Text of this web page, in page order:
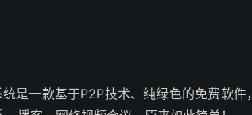
是一款基于P2P技术、纯绿色的免费软件，